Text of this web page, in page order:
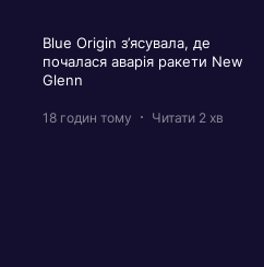
Blue Origin з’ясувала, де
почалася аварія ракети New
Glenn
18 годин тому Читати 2 хв